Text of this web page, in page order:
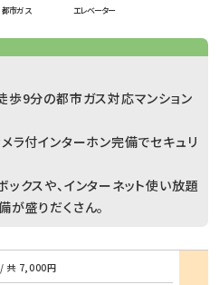
都市ガス エレベーター
歩9分の都市ガス対応マンション
ラ付インターホン完備でセキュリ
クスや、インターネット使い放題
盛りだくさん。
/ 共 7,000円